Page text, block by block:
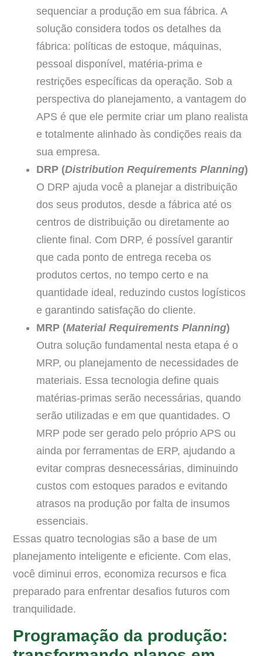
sequenciar a produção em sua fábrica. A
solução considera todos os detalhes da
fábrica: políticas de estoque, máquinas,
pessoal disponível, matéria-prima e
restrições específicas da operação. Sob a
perspectiva do planejamento, a vantagem do
APS é que ele permite criar um plano realista
e totalmente alinhado às condições reais da
sua empresa.
DRP (Distribution Requirements Planning)
O DRP ajuda você a planejar a distribuição
dos seus produtos, desde a fábrica até os
centros de distribuição ou diretamente ao
cliente final. Com DRP, é possível garantir
que cada ponto de entrega receba os
produtos certos, no tempo certo e na
quantidade ideal, reduzindo custos logísticos
e garantindo satisfação do cliente.
MRP (Material Requirements Planning)
Outra solução fundamental nesta etapa é o
MRP, ou planejamento de necessidades de
materiais. Essa tecnologia define quais
matérias-primas serão necessárias, quando
serão utilizadas e em que quantidades. O
MRP pode ser gerado pelo próprio APS ou
ainda por ferramentas de ERP, ajudando a
evitar compras desnecessárias, diminuindo
custos com estoques parados e evitando
atrasos na produção por falta de insumos
essenciais.
Essas quatro tecnologias são a base de um
planejamento inteligente e eficiente. Com elas,
você diminui erros, economiza recursos e fica
preparado para enfrentar desafios futuros com
tranquilidade.
Programação da produção: